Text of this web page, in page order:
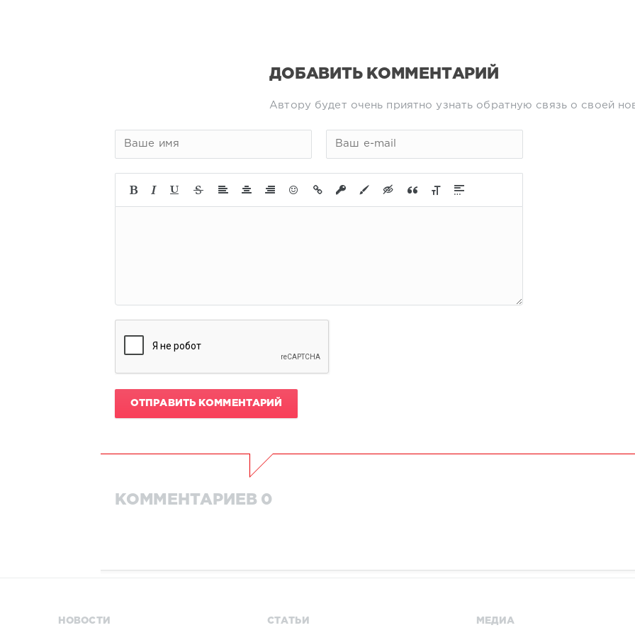
ДОБАВИТЬ КОММЕНТАРИЙ
Автору будет очень приятно узнать обратную связь о своей
ОТПРАВИТЬ КОММЕНТАРИЙ
КОММЕНТАРИЕВ 0
НОВОСТИ СТАТЬИ МЕДИА